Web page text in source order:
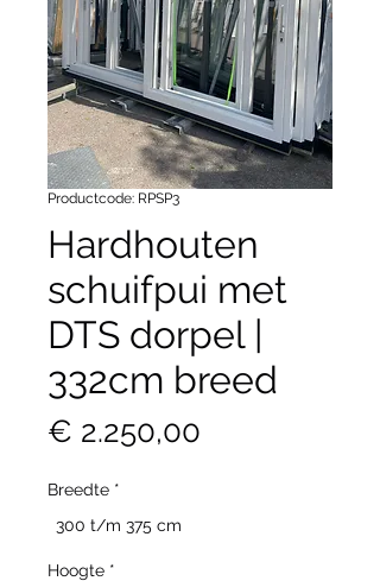
Productcode: RPSP3
Hardhouten
schuifpui met
DTS dorpel |
332cm breed
€ 2.250,00
Breedte *
300 t/m 375 cm
Hoogte *